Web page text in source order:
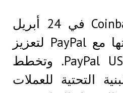
أعلنت منصة Coinbase في 24 أبريل
عن توسيع شراكتها مع PayPal لتعزيز
تأثير PayPal USD (PYUSD). وتخطط
التحتية للعملات